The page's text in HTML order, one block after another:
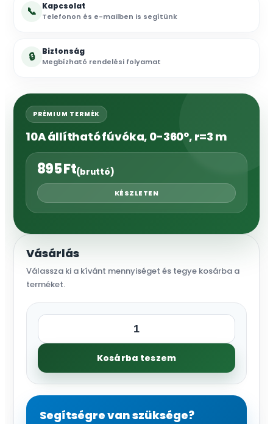
📞 Kapcsolat
Telefonon és e-mailben is segítünk
🔒 Biztonság
Megbízható rendelési folyamat
PRÉMIUM TERMÉK
10A állítható fúvóka, 0-360°, r=3 m
895Ft(bruttó)
KÉSZLETEN
Vásárlás
Válassza ki a kívánt mennyiséget és tegye kosárba a
terméket.
10A
állítható
fúvóka,
360°,
r=3
Kosárba teszem
Segítségre van szüksége?